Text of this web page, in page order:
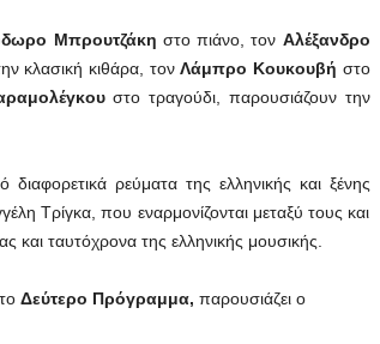
Μπρουτζάκη στο πιάνο, τον Αλέξανδρο
κλασική κιθάρα, τονΛάμπρο Κουκουβή στο
στο τραγούδι, παρουσιάζουν την
διαφορετικά ρεύματα της ελληνικής και ξένης
Τρίγκα, που εναρμονίζονται μεταξύ τους και
και ταυτόχρονα της ελληνικής μουσικής.
Δεύτερο Πρόγραμμα, παρουσιάζει ο